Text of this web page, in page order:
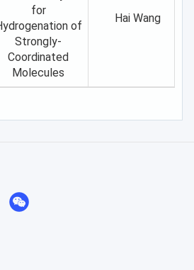
for
of
Strongly-
Coordinated
Molecules
Hai Wang